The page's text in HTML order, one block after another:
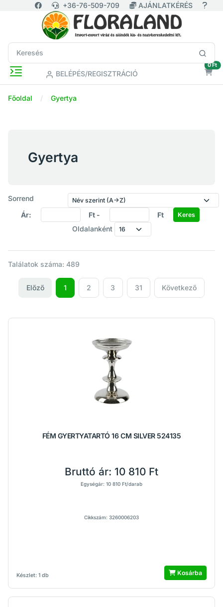
+36-76-509-709 AJÁNLATKÉRÉS
BELÉPÉS/REGISZTRÁCIÓ
0 Ft
Főoldal Gyertya
Gyertya
Sorrend
Ár:
Ft -
Ft
Oldalanként
Találatok száma: 489
Előző 1 2 3 31 Következő
FÉM GYERTYATARTÓ 16 CM SILVER 524135
Készlet: 1 db
Bruttó ár: 10 810 Ft
Egységár: 10 810 Ft/darab
Cikkszám: 3260006203
Kosárba